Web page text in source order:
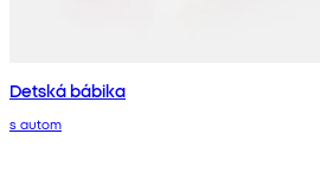
Detská bábika
s autom